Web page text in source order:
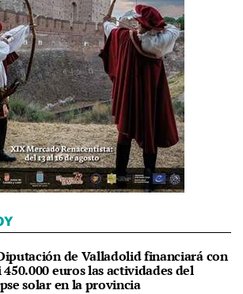
de Valladolid financiará con
450.000 euros las actividades del
solar en la provincia